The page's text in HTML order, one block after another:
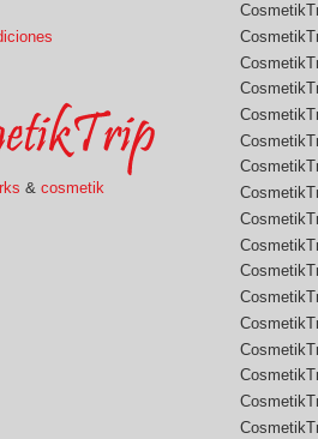
& cosmetik